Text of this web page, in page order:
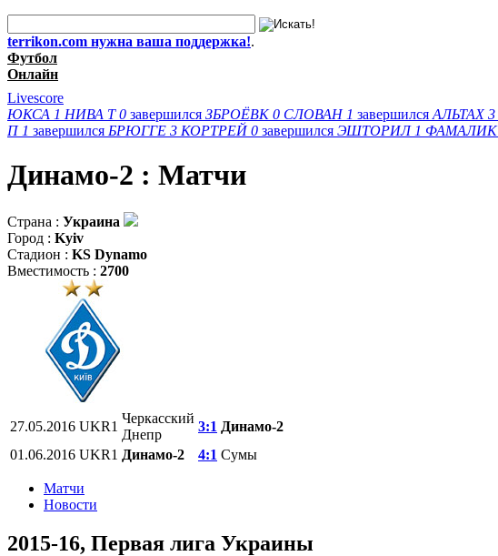
terrikon.com нужна ваша поддержка!.
Футбол
Онлайн
Livescore
ЮКСА 1 НИВА Т 0 завершился ЗБРОЁВК 0 СЛОВАН 1 завершился АЛЬТАХ 3
П 1 завершился БРЮГГЕ 3 КОРТРЕЙ 0 завершился ЭШТОРИЛ 1 ФАМАЛИК
Динамо-2 : Матчи
Страна : Украина
Город : Kyiv
Стадион : KS Dynamo
Вместимость : 2700
27.05.2016 UKR1
Черкасский
Днепр
3:1 Динамо-2
01.06.2016 UKR1 Динамо-2 4:1 Сумы
Матчи
Новости
2015-16, Первая лига Украины